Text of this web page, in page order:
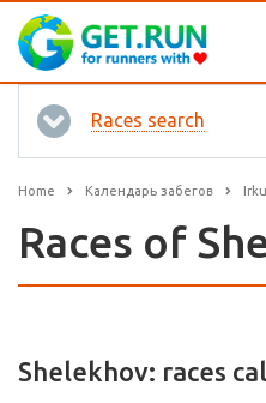
Races search
Home Календарь забегов
Races of
Shelekhov: races